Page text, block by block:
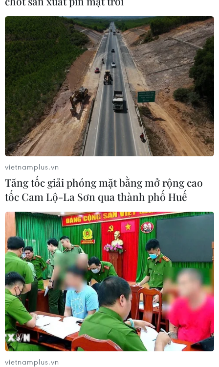
vietnamplus.vn
Tăng tốc giải phóng mặt bằng mở rộng cao
tốc Cam Lộ-La Sơn qua thành phố Huế
vietnamplus.vn